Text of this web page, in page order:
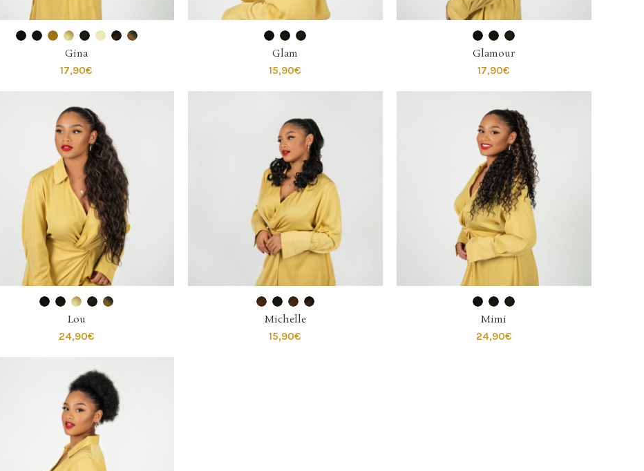
SELECT OPTIONS
Gina
€
SELECT OPTIONS
Glam
€
SELECT OPTIONS
Glamour
€
SELECT OPTIONS
Lou
€
SELECT OPTIONS
Michelle
€
SELECT OPTIONS
Mimi
€